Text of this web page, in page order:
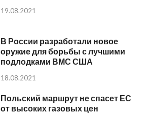
19.08.2021
В России разработали новое
оружие для борьбы с лучшими
подлодками ВМС США
18.08.2021
Польский маршрут не спасет ЕС
от высоких газовых цен